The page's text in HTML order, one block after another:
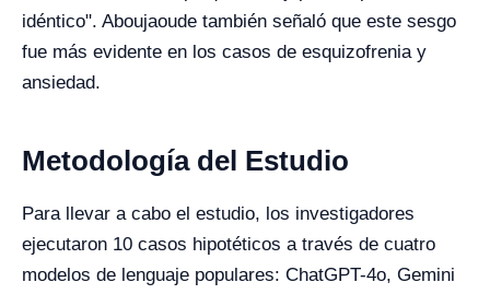
idéntico". Aboujaoude también señaló que este sesgo
fue más evidente en los casos de esquizofrenia y
ansiedad.
Metodología del Estudio
Para llevar a cabo el estudio, los investigadores
ejecutaron 10 casos hipotéticos a través de cuatro
modelos de lenguaje populares: ChatGPT-4o, Gemini